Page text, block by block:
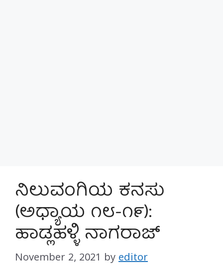
ನಿಲುವಂಗಿಯ ಕನಸು
(ಅಧ್ಯಾಯ ೧೮-೧೯):
ಹಾಡ್ಲಹಳ್ಳಿ ನಾಗರಾಜ್
November 2, 2021 by editor